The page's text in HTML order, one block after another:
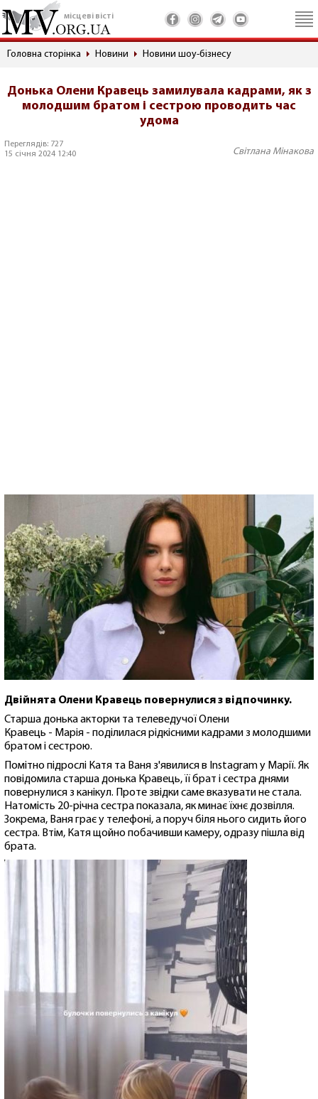
місцеві вісті
Головна сторінка Новини Новини шоу-бізнесу
Донька Олени Кравець замилувала кадрами, як з
молодшим братом і сестрою проводить час
удома
Переглядів: 727
15 січня 2024 12:40
Світлана Мінакова
Двійнята Олени Кравець повернулися з відпочинку.
Старша донька акторки та телеведучої Олени
Кравець - Марія - поділилася рідкісними кадрами з молодшими
братом і сестрою.
Помітно підрослі Катя та Ваня з'явилися в Instagram у Марії. Як
повідомила старша донька Кравець, її брат і сестра днями
повернулися з канікул. Проте звідки саме вказувати не стала.
Натомість 20-річна сестра показала, як минає їхнє дозвілля.
Зокрема, Ваня грає у телефоні, а поруч біля нього сидить його
сестра. Втім, Катя щойно побачивши камеру, одразу пішла від
брата.